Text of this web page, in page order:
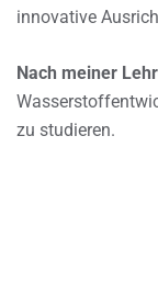
innovative
Nach meiner
zu studieren.